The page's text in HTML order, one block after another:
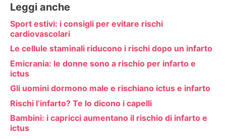
Leggi anche
Sport estivi: i consigli per evitare rischi
cardiovascolari
Le cellule staminali riducono i rischi dopo un infarto
Emicrania: le donne sono a rischio per infarto e
ictus
Gli uomini dormono male e rischiano ictus e infarto
Rischi l’infarto? Te lo dicono i capelli
Bambini: i capricci aumentano il rischio di infarto e
ictus